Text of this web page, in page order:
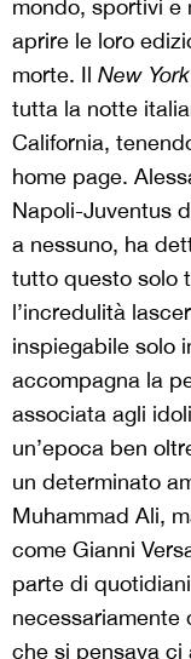
mondo, sportivi e
aprire le loro
morte. Il New
tutta la notte
California,
home page.
Napoli-Juventus
a nessuno, ha
tutto questo solo
l’incredulità
inspiegabile solo
accompagna la
associata agli
un’epoca ben
un determinato
Muhammad Ali,
come Gianni
parte di
necessariamente
che si pensava